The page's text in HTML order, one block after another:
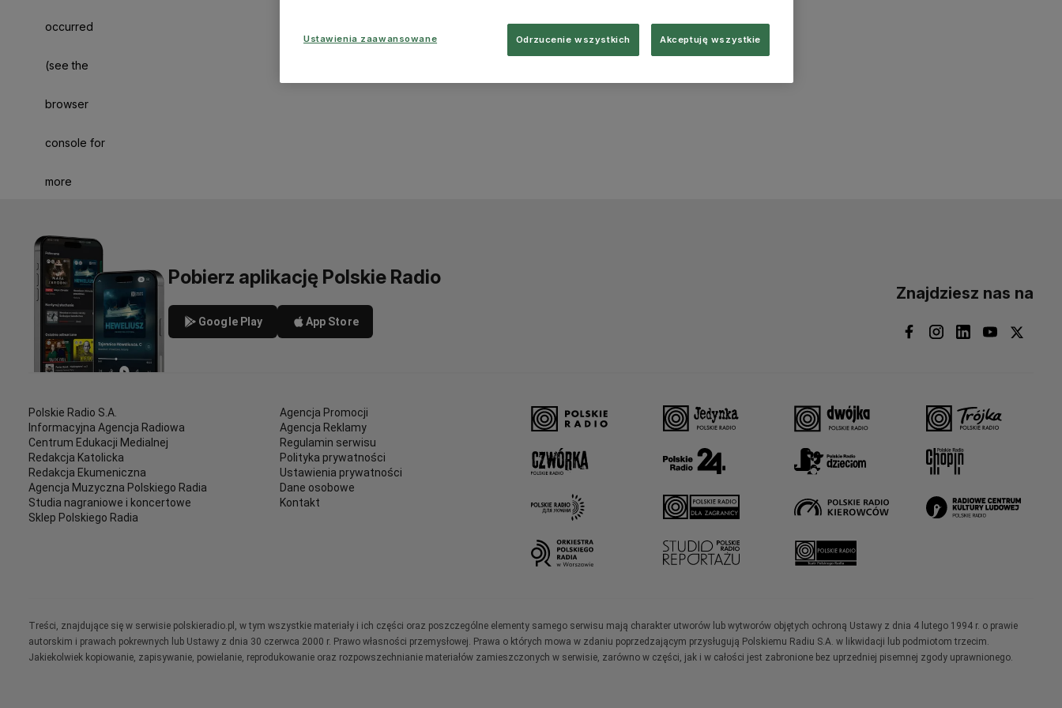
occurred
(see the
browser
console for
more
Pobierz aplikację Polskie Radio
Google Play App Store
Znajdziesz nas na
Polskie Radio S.A.
Informacyjna Agencja Radiowa
Centrum Edukacji Medialnej
Redakcja Katolicka
Redakcja Ekumeniczna
Agencja Muzyczna Polskiego Radia
Studia nagraniowe i koncertowe
Sklep Polskiego Radia
Agencja Promocji
Agencja Reklamy
Regulamin serwisu
Polityka prywatności
Ustawienia prywatności
Dane osobowe
Kontakt
Treści, znajdujące się w serwisie polskieradio.pl, w tym wszystkie materiały i ich części oraz poszczególne elementy samego serwisu mają charakter utworów lub wytworów objętych ochroną Ustawy z dnia 4 lutego 1994 r. o prawie
autorskim i prawach pokrewnych lub Ustawy z dnia 30 czerwca 2000 r. Prawo własności przemysłowej. Prawa o których mowa w zdaniu poprzedzającym przysługują Polskiemu Radiu S.A. w likwidacji lub podmiotom trzecim.
Jakiekolwiek kopiowanie, zapisywanie, powielanie, reprodukowanie oraz rozpowszechnianie materiałów zamieszczonych w serwisie, zarówno w części, jak i w całości jest zabronione bez uprzedniej pisemnej zgody uprawnionego.
Ustawienia zaawansowane Odrzucenie wszystkich Akceptuję wszystkie